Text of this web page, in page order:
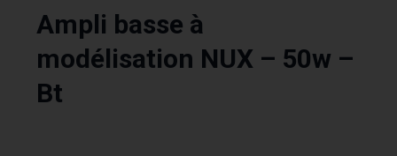
Ampli basse à
modélisation NUX – 50w –
Bt